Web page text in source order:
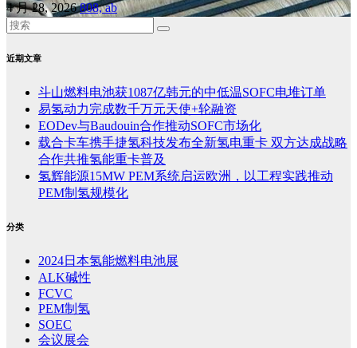
4 月 28, 2026808, ab
近期文章
斗山燃料电池获1087亿韩元的中低温SOFC电堆订单
易氢动力完成数千万元天使+轮融资
EODev与Baudouin合作推动SOFC市场化
载合卡车携手捷氢科技发布全新氢电重卡 双方达成战略
合作共推氢能重卡普及
氢辉能源15MW PEM系统启运欧洲，以工程实践推动
PEM制氢规模化
分类
2024日本氢能燃料电池展
ALK碱性
FCVC
PEM制氢
SOEC
会议展会